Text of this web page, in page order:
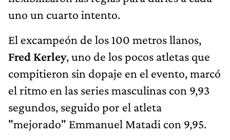
uno un cuarto intento.
El excampeón de los 100 metros llanos,
Fred Kerley, uno de los pocos atletas que
compitieron sin dopaje en el evento, marcó
el ritmo en las series masculinas con 9,93
segundos, seguido por el atleta
"mejorado" Emmanuel Matadi con 9,95.